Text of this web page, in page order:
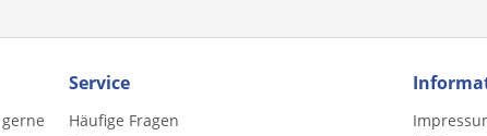
Service
Häufige Fragen